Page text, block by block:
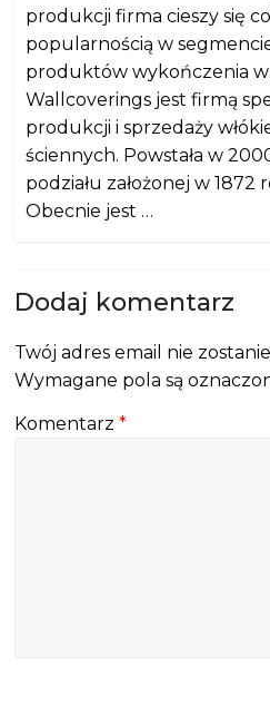
produkcji firma cieszy się
popularnością w
produktów wykończenia
Wallcoverings jest firmą
produkcji i sprzedaży
ściennych. Powstała w
podziału założonej w 1872
Obecnie jest …
Dodaj komentarz
Twój adres email nie
Wymagane pola są
Komentarz*